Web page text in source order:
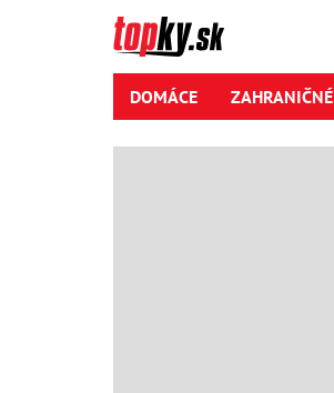
DOMÁCE ZAHRANIČNÉ